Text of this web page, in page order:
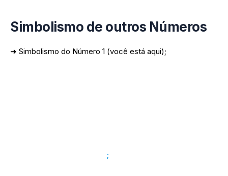
Simbolismo de outros Números
➜ Simbolismo do Número 1 (você está aqui);
;